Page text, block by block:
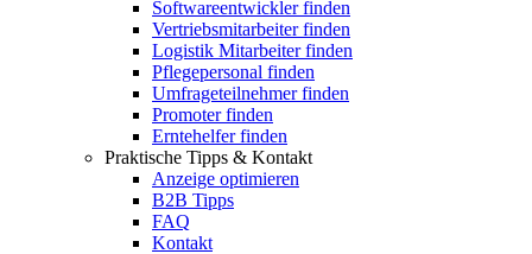
Softwareentwickler finden
Vertriebsmitarbeiter finden
Logistik Mitarbeiter finden
Pflegepersonal finden
Umfrageteilnehmer finden
Promoter finden
Erntehelfer finden
Praktische Tipps & Kontakt
Anzeige optimieren
B2B Tipps
FAQ
Kontakt